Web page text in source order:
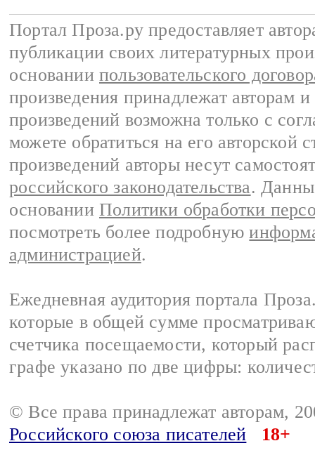
Портал Проза.ру предоставляет
публикации своих литературных
основании пользовательского
произведения принадлежат авторам
произведений возможна только с
можете обратиться на его авторской
произведений авторы несут
российского законодательства.
основании Политики обработки
посмотреть более подробную
администрацией.
Ежедневная аудитория портала
которые в общей сумме
счетчика посещаемости, который
графе указано по две цифры:
© Все права принадлежат авторам,
Российского союза писателей
18+